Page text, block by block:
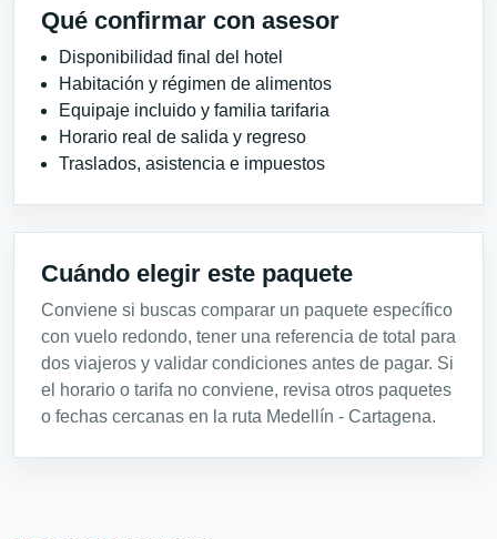
Qué confirmar con asesor
Disponibilidad final del hotel
Habitación y régimen de alimentos
Equipaje incluido y familia tarifaria
Horario real de salida y regreso
Traslados, asistencia e impuestos
Cuándo elegir este paquete
Conviene si buscas comparar un paquete específico
con vuelo redondo, tener una referencia de total para
dos viajeros y validar condiciones antes de pagar. Si
el horario o tarifa no conviene, revisa otros paquetes
o fechas cercanas en la ruta Medellín - Cartagena.